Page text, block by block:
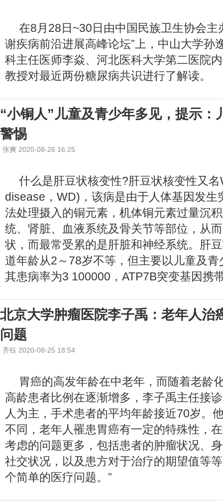
在8月28日~30日由中国民族卫生协会主
谢疾病前沿进展高峰论坛”上，中山大学孙
科主任医师李焱、河北医科大学第二医院
教授对最近两份糖尿病共识进行了解读。
“小铜人”儿童及青少年多见，提示：
警惕
张爽 2020-08-26 16:25
什么是肝豆状核变性?肝豆状核变性又
disease，WD)，该病是由于人体基因发生
法处理摄入的铜元素，机体铜元素过量沉
统、肾脏、血液系统及骨关节等部位，从
状，而最常受累的是肝脏和神经系统。肝
道年龄从2～78岁不等，但主要以儿童及
其患病率为3 100000，ATP7B突变基因携
北京大学肿瘤医院李子禹：老年人治
问题
齐钰 2020-08-25 18:54
胃癌的高发年龄在中老年，而随着老龄
高龄患者比例在逐渐增多，李子禹主任接
人为主，手术患者的平均年龄接近70岁。
不同，老年人罹患胃癌有一定的特殊性，
考虑的问题更多，包括患者的肿瘤状况、
社交状况，以及患方对于治疗的期望值等
个简单的医疗问题。”